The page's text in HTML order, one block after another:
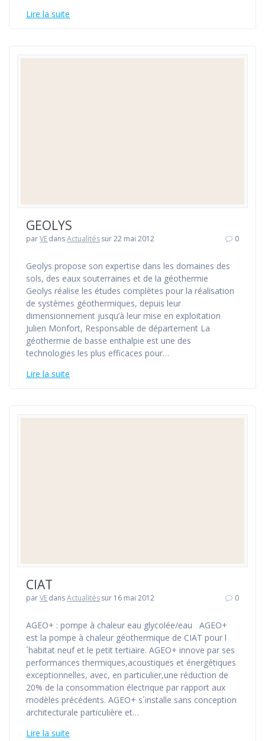
Lire la suite
GEOLYS
parVEdansActualitéssur 22 mai 2012 0
Geolys propose son expertise dans les domaines des
sols, des eaux souterraines et de la géothermie
Geolys réalise les études complètes pour la réalisation
de systèmes géothermiques, depuis leur
dimensionnement jusqu’à leur mise en exploitation
Julien Monfort, Responsable de département La
géothermie de basse enthalpie est une des
technologies les plus efficaces pour…
Lire la suite
CIAT
parVEdansActualitéssur 16 mai 2012 0
AGEO+ : pompe à chaleur eau glycolée/eau AGEO+
est la pompe à chaleur géothermique de CIAT pour l
´habitat neuf et le petit tertiaire. AGEO+ innove par ses
performances thermiques,acoustiques et énergétiques
exceptionnelles, avec, en particulier,une réduction de
20% de la consommation électrique par rapport aux
modèles précédents. AGEO+ s´installe sans conception
architecturale particulière et…
Lire la suite